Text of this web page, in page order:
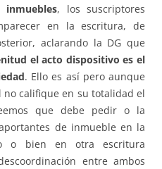
inmuebles, los suscriptores
en la escritura, de
aclarando la DG que
el acto dispositivo es el
. Ello es así pero aunque
califique en su totalidad el
que debe pedir o la
de inmueble en la
o bien en otra escritura
entre ambos